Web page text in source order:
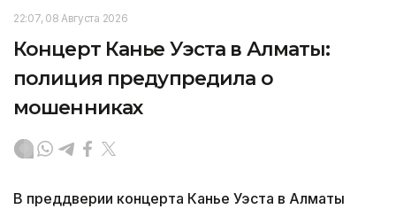
22:07, 08 Августа 2026
Концерт Канье Уэста в Алматы:
полиция предупредила о
мошенниках
В преддверии концерта Канье Уэста в Алматы